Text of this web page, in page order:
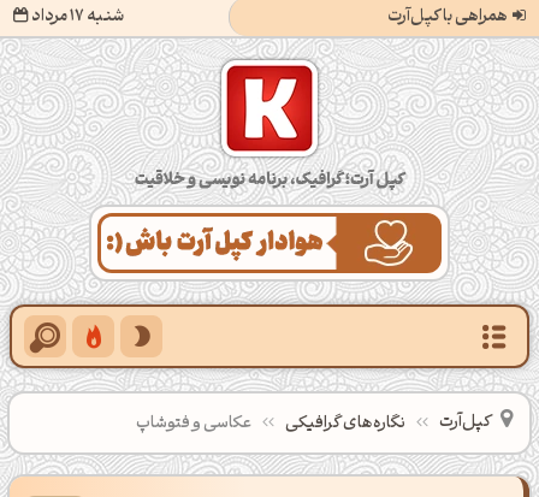
همراهی با کپل‌آرت شنبه 17 مرداد
کپل‌آرت؛ گرافیک، برنامه‌نویسی و خلاقیت
کپل‌آرت نگاره‌های گرافیکی عکاسی و فتوشاپ